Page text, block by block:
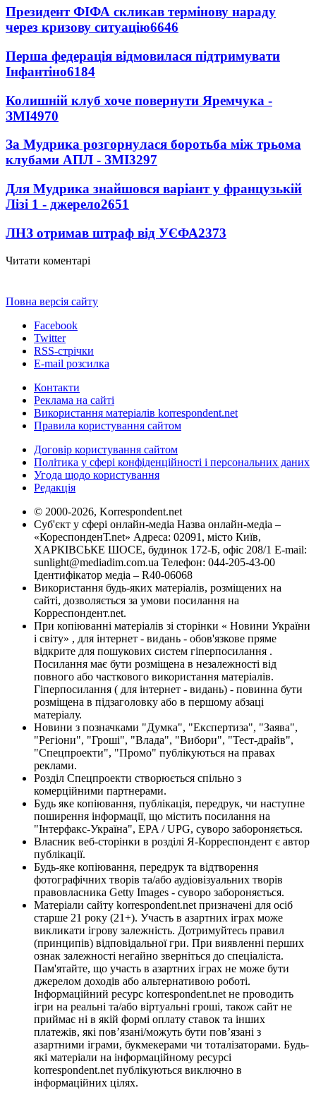
Президент ФІФА скликав термінову нараду
через кризову ситуацію6646
Перша федерація відмовилася підтримувати
Інфантіно6184
Колишній клуб хоче повернути Яремчука -
ЗМІ4970
За Мудрика розгорнулася боротьба між трьома
клубами АПЛ - ЗМІ3297
Для Мудрика знайшовся варіант у французькій
Лізі 1 - джерело2651
ЛНЗ отримав штраф від УЄФА2373
Читати коментарі
Повна версія сайту
Facebook
Twitter
RSS-стрічки
E-mail розсилка
Контакти
Реклама на сайті
Використання матеріалів korrespondent.net
Правила користування сайтом
Договір користування сайтом
Політика у сфері конфіденційності і персональних даних
Угода щодо користування
Редакція
© 2000-2026, Korrespondent.net
Суб'єкт у сфері онлайн-медіа Назва онлайн-медіа –
«КореспонденТ.net» Адреса: 02091, місто Київ,
ХАРКІВСЬКЕ ШОСЕ, будинок 172-Б, офіс 208/1 E-mail:
sunlight@mediadim.com.ua Телефон: 044-205-43-00
Ідентифікатор медіа – R40-06068
Використання будь-яких матеріалів, розміщених на
сайті, дозволяється за умови посилання на
Корреспондент.net.
При копіюванні матеріалів зі сторінки « Новини України
і світу» , для інтернет - видань - обов'язкове пряме
відкрите для пошукових систем гіперпосилання .
Посилання має бути розміщена в незалежності від
повного або часткового використання матеріалів.
Гіперпосилання ( для інтернет - видань) - повинна бути
розміщена в підзаголовку або в першому абзаці
матеріалу.
Новини з позначками "Думка", "Експертиза", "Заява",
"Регіони", "Гроші", "Влада", "Вибори", "Тест-драйв",
"Спецпроекти", "Промо" публікуються на правах
реклами.
Розділ Спецпроекти створюється спільно з
комерційними партнерами.
Будь яке копіювання, публікація, передрук, чи наступне
поширення інформації, що містить посилання на
"Інтерфакс-Україна", EPA / UPG, суворо забороняється.
Власник веб-сторінки в розділі Я-Корреспондент є автор
публікації.
Будь-яке копіювання, передрук та відтворення
фотографічних творів та/або аудіовізуальних творів
правовласника Getty Images - суворо забороняється.
Матеріали сайту korrespondent.net призначені для осіб
старше 21 року (21+). Участь в азартних іграх може
викликати ігрову залежність. Дотримуйтесь правил
(принципів) відповідальної гри. При виявленні перших
ознак залежності негайно зверніться до спеціаліста.
Пам'ятайте, що участь в азартних іграх не може бути
джерелом доходів або альтернативою роботі.
Інформаційний ресурс korrespondent.net не проводить
ігри на реальні та/або віртуальні гроші, також сайт не
приймає ні в якій формі оплату ставок та інших
платежів, які пов’язані/можуть бути пов’язані з
азартними іграми, букмекерами чи тоталізаторами. Будь-
які матеріали на інформаційному ресурсі
korrespondent.net публікуються виключно в
інформаційних цілях.